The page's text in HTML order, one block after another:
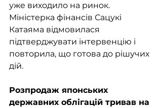
уже виходило на ринок.
Міністерка фінансів Сацукі
Катаяма відмовилася
підтверджувати інтервенцію і
повторила, що готова до рішучих
дій.
Розпродаж японських
державних облігацій тривав на